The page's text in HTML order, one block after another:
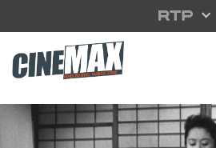
Saltar para o conteúdo principal